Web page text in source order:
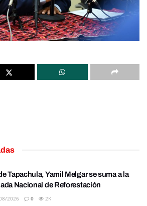
Tapachula, Yamil Melgar se suma a la
Nacional de Reforestación
2026 0 2K